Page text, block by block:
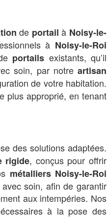
de portail à Noisy-le-
à Noisy-le-Roi
portails existants, qu’il
soin, par notre artisan
de votre habitation.
plus approprié, en tenant
des solutions adaptées.
rigide, conçus pour offrir
métalliers Noisy-le-Roi
soin, afin de garantir
aux intempéries. Nos
à la pose des